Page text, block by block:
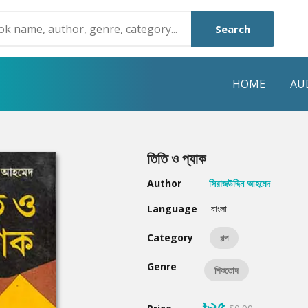
Search
HOME
Humayun Ahmed
Mouri Morium
Hot & New
তিতি ও প্যাক
Author
সিরাজউদ্দিন আহমেদ
Language
বাংলা
Category গল্প
Genre শিশুতোষ